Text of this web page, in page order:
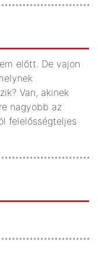
előtt. De vajon
Van, akinek
nagyobb az
felelősségteljes